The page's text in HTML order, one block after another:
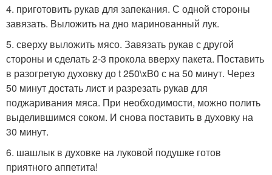
4. приготовить рукав для запекания. С одной стороны
завязать. Выложить на дно маринованный лук.
5. сверху выложить мясо. Завязать рукав с другой
стороны и сделать 2-3 прокола вверху пакета. Поставить
в разогретую духовку до t 250\xB0 с на 50 минут. Через
50 минут достать лист и разрезать рукав для
поджаривания мяса. При необходимости, можно полить
выделившимся соком. И снова поставить в духовку на
30 минут.
6. шашлык в духовке на луковой подушке готов
приятного аппетита!